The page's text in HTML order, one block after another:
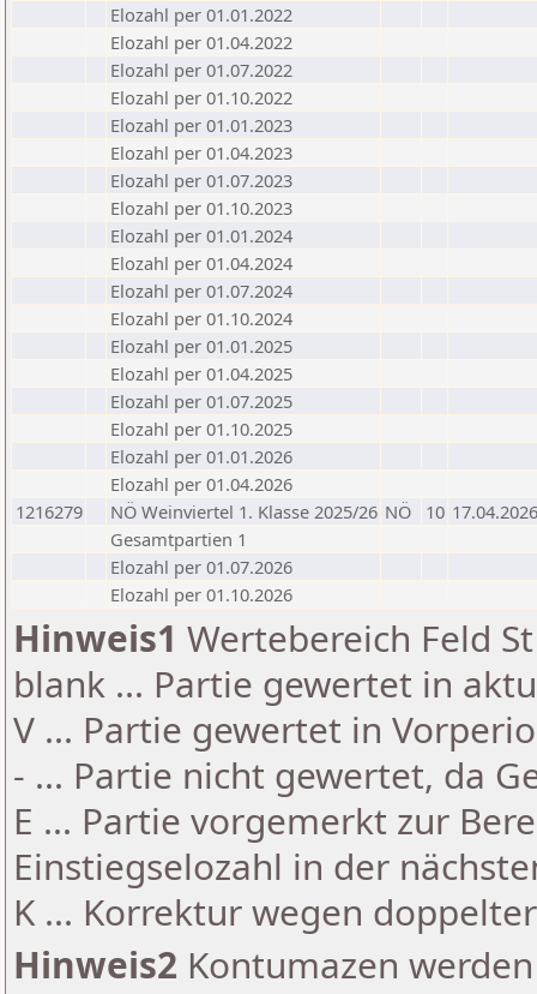
Elozahl per 01.01.2022
Elozahl per 01.04.2022
Elozahl per 01.07.2022
Elozahl per 01.10.2022
Elozahl per 01.01.2023
Elozahl per 01.04.2023
Elozahl per 01.07.2023
Elozahl per 01.10.2023
Elozahl per 01.01.2024
Elozahl per 01.04.2024
Elozahl per 01.07.2024
Elozahl per 01.10.2024
Elozahl per 01.01.2025
Elozahl per 01.04.2025
Elozahl per 01.07.2025
Elozahl per 01.10.2025
Elozahl per 01.01.2026
Elozahl per 01.04.2026
1216279
NÖ Weinviertel 1. Klasse 2025/26 NÖ 10 17.04.2026
Gesamtpartien 1
Elozahl per 01.07.2026
Elozahl per 01.10.2026
Hinweis1 Wertebereich Feld
blank ... Partie gewertet in
V ... Partie gewertet in
- ... Partie nicht gewertet, da
E ... Partie vorgemerkt zur
Einstiegselozahl in der
K ... Korrektur wegen
Hinweis2 Kontumazen